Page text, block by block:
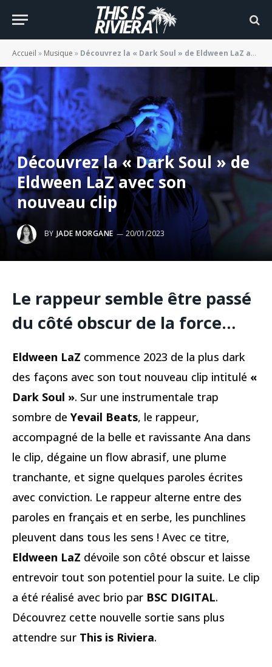
Accueil » Musique » Découvrez la « Dark Soul » de Eldween LaZ avec son nouveau clip
Découvrez la « Dark Soul » de
Eldween LaZ avec son
nouveau clip
BY JADE MORGANE 20/01/2023
Le rappeur semble être passé
du côté obscur de la force…
Eldween LaZ commence 2023 de la plus dark
des façons avec son tout nouveau clip intitulé «
Dark Soul ». Sur une instrumentale trap
sombre de Yevail Beats, le rappeur,
accompagné de la belle et ravissante Ana dans
le clip, dégaine un flow abrasif, une plume
tranchante, et signe quelques paroles écrites
avec conviction. Le rappeur alterne entre des
paroles en français et en serbe, les punchlines
pleuvent dans tous les sens ! Avec ce titre,
Eldween LaZ dévoile son côté obscur et laisse
entrevoir tout son potentiel pour la suite. Le clip
a été réalisé avec brio par BSC DIGITAL.
Découvrez cette nouvelle sortie sans plus
attendre sur This is Riviera.